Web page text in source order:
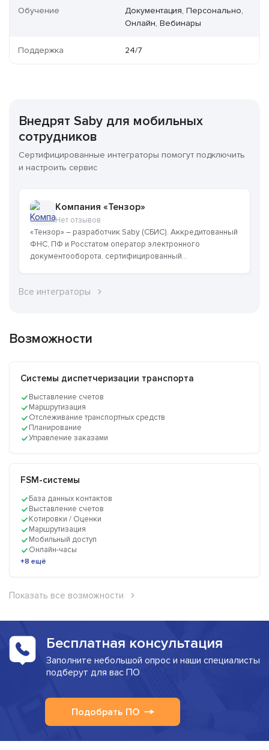
Обучение
Документация, Персонально,
Онлайн, Вебинары
Поддержка 24/7
Внедрят Saby для мобильных
сотрудников
Сертифицированные интеграторы помогут подключить
и настроить сервис
Компания «Тензор»
Нет отзывов
«Тензор» – разработчик Saby (СБИС). Аккредитованный
ФНС, ПФ и Росстатом оператор электронного
документооборота, сертифицированный...
Все интеграторы
Возможности
Системы диспетчеризации транспорта
Выставление счетов
Маршрутизация
Отслеживание транспортных средств
Планирование
Управление заказами
FSM-системы
База данных контактов
Выставление счетов
Котировки / Оценки
Маршрутизация
Мобильный доступ
Онлайн-часы
+8 ещё
Показать все возможности
Бесплатная консультация
Заполните небольшой опрос и наши специалисты
подберут для вас ПО
Подобрать ПО